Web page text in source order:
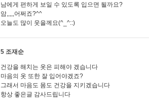
남에게 편하게 보일 수 있도록 입으면 될까요?
암,,,,,어쩌죠?^^
오늘도 많이 웃을께요(^_^::)
5 조재순
건강을 해치는 옷은 피해야 겠습니다
마음의 옷 또한 잘 입어야겠죠?
그래서 마음도 몸도 건강을 지키겠습니다
항상 좋은글 감사드립니다